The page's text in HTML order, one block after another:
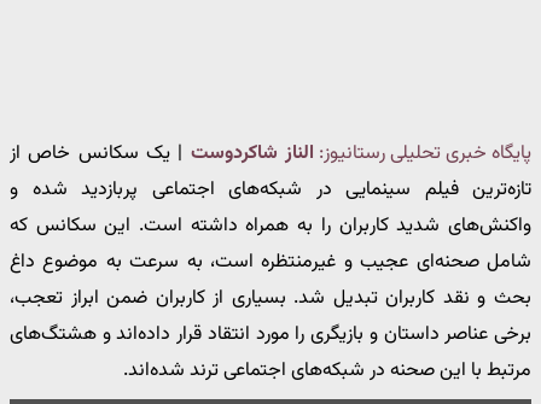
پایگاه خبری تحلیلی رستانیوز: الناز شاکردوست | یک سکانس خاص از
تازه‌ترین فیلم سینمایی در شبکه‌های اجتماعی پربازدید شده و
واکنش‌های شدید کاربران را به همراه داشته است. این سکانس که
شامل صحنه‌ای عجیب و غیرمنتظره است، به سرعت به موضوع داغ
بحث و نقد کاربران تبدیل شد. بسیاری از کاربران ضمن ابراز تعجب،
برخی عناصر داستان و بازیگری را مورد انتقاد قرار داده‌اند و هشتگ‌های
مرتبط با این صحنه در شبکه‌های اجتماعی ترند شده‌اند.